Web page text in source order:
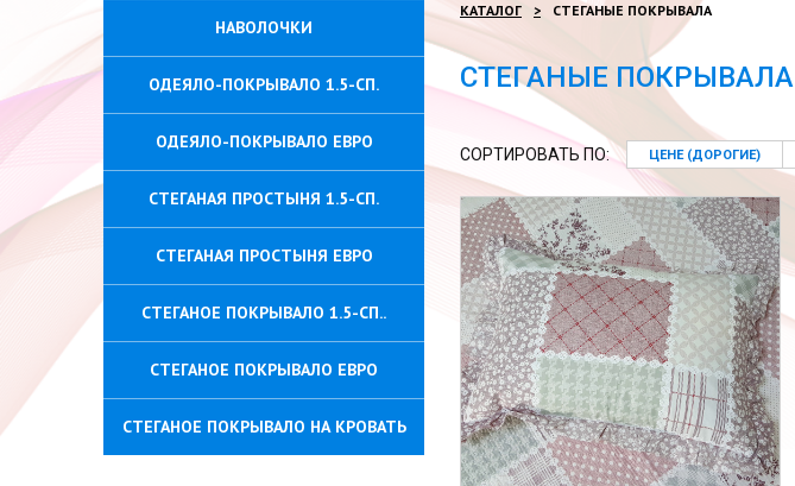
НАВОЛОЧКИ
ОДЕЯЛО-ПОКРЫВАЛО 1.5-СП.
ОДЕЯЛО-ПОКРЫВАЛО ЕВРО
СТЕГАНАЯ ПРОСТЫНЯ 1.5-СП.
СТЕГАНАЯ ПРОСТЫНЯ ЕВРО
СТЕГАНОЕ ПОКРЫВАЛО 1.5-СП..
СТЕГАНОЕ ПОКРЫВАЛО ЕВРО
СТЕГАНОЕ ПОКРЫВАЛО НА КРОВАТЬ
КАТАЛОГ СТЕГАНЫЕ ПОКРЫВАЛА
СТЕГАНЫЕ ПОКРЫВАЛА
СОРТИРОВАТЬ ПО: ЦЕНЕ (ДОРОГИЕ)